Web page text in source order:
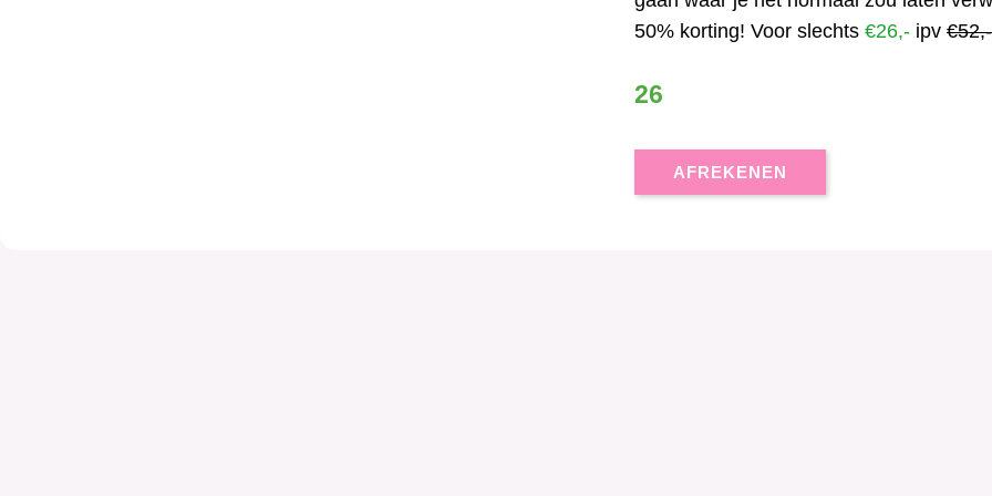
50% korting! Voor slechts €26,- ipv
26
AFREKENEN